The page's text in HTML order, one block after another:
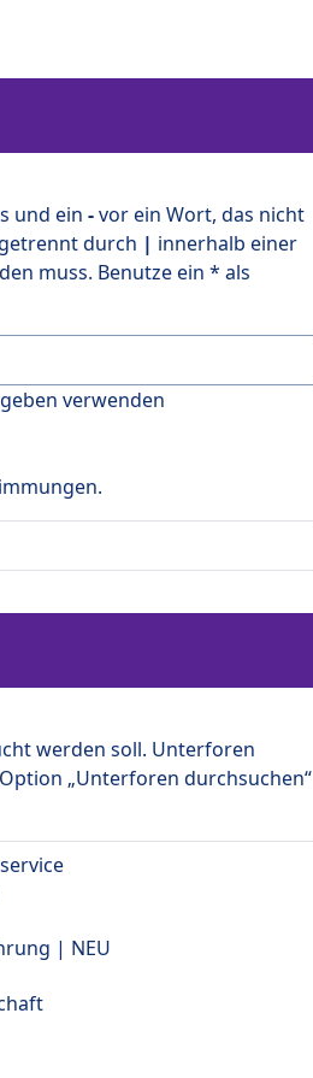
und ein -vor ein Wort, das nicht
durch | innerhalb einer
muss. Benutze ein * als
verwenden
werden soll. Unterforen
„Unterforen durchsuchen“